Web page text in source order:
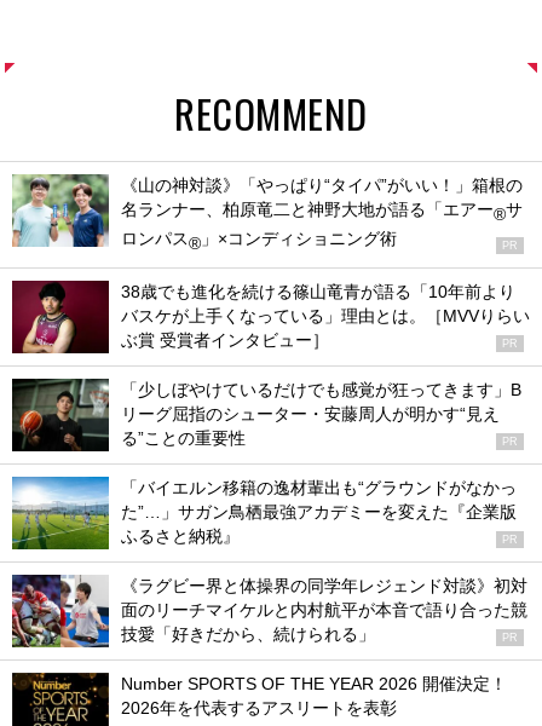
RECOMMEND
《山の神対談》「やっぱり“タイパ”がいい！」箱根の
名ランナー、柏原竜二と神野大地が語る「エアー®サ
ロンパス® 」×コンディショニング術 PR
38歳でも進化を続ける篠山竜青が語る「10年前より
バスケが上手くなっている」理由とは。［MVVりらい
ぶ賞 受賞者インタビュー］
PR
「少しぼやけているだけでも感覚が狂ってきます」B
リーグ屈指のシューター・安藤周人が明かす“見え
る”ことの重要性
PR
「バイエルン移籍の逸材輩出も“グラウンドがなかっ
た”…」サガン鳥栖最強アカデミーを変えた『企業版
ふるさと納税』
PR
《ラグビー界と体操界の同学年レジェンド対談》初対
面のリーチマイケルと内村航平が本音で語り合った競
技愛「好きだから、続けられる」
PR
Number SPORTS OF THE YEAR 2026 開催決定！
2026年を代表するアスリートを表彰